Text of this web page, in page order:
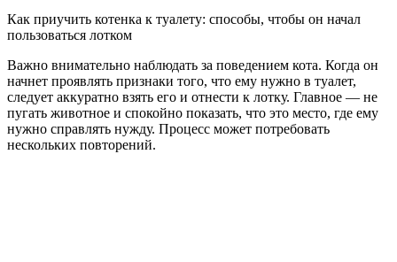
Как приучить котенка к туалету: способы, чтобы он начал
пользоваться лотком
Важно внимательно наблюдать за поведением кота. Когда он
начнет проявлять признаки того, что ему нужно в туалет,
следует аккуратно взять его и отнести к лотку. Главное — не
пугать животное и спокойно показать, что это место, где ему
нужно справлять нужду. Процесс может потребовать
нескольких повторений.